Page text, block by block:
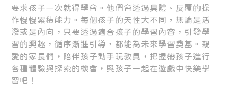
要求孩子一次就得學會。他們會透過具體、反覆的操
作慢慢累積能力。每個孩子的天性大不同，無論是活
潑或是內向，只要透過適合孩子的學習內容，引發學
習的興趣，循序漸進引導，都能為未來學習奠基。親
愛的家長們，陪伴孩子動手玩教具，把握帶孩子進行
各種體驗與探索的機會，與孩子一起在遊戲中快樂學
習吧！